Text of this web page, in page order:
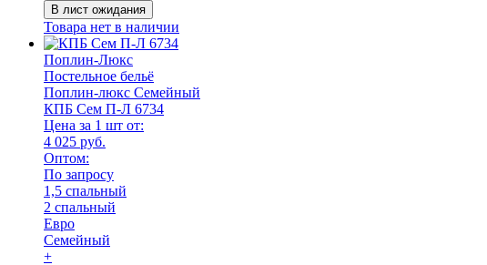
В лист ожидания
Товара нет в наличии
Поплин-Люкс
Постельное бельё
Поплин-люкс Семейный
КПБ Сем П-Л 6734
Цена за 1 шт от:
4 025 руб.
Оптом:
По запросу
1,5 спальный
2 спальный
Евро
Семейный
+